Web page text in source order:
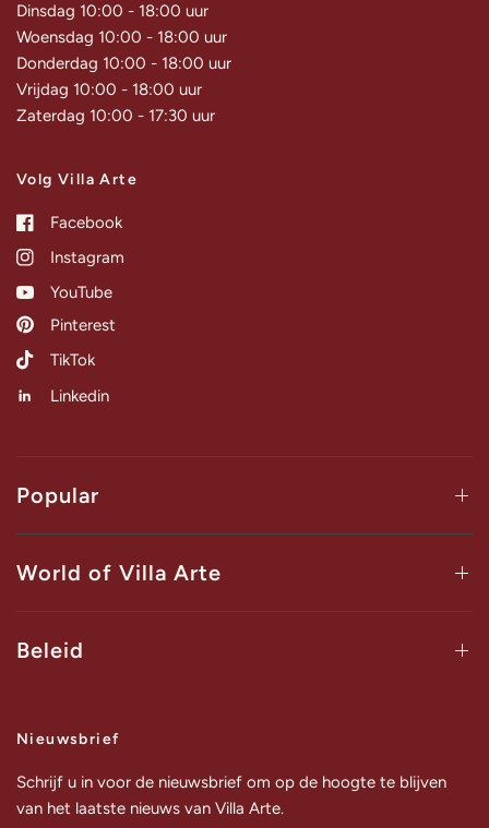
Dinsdag 10:00 - 18:00 uur
Woensdag 10:00 - 18:00 uur
Donderdag 10:00 - 18:00 uur
Vrijdag 10:00 - 18:00 uur
Zaterdag 10:00 - 17:30 uur
Volg Villa Arte
Facebook
Instagram
YouTube
Pinterest
TikTok
Linkedin
Popular
World of Villa Arte
Beleid
Nieuwsbrief
Schrijf u in voor de nieuwsbrief om op de hoogte te blijven
van het laatste nieuws van Villa Arte.